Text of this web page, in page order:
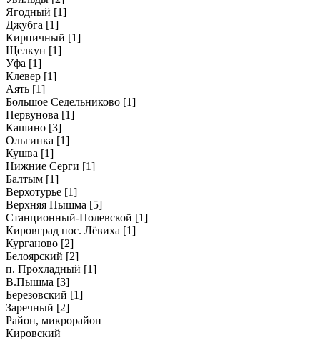
Ягодный [1]
Джубга [1]
Кирпичный [1]
Щелкун [1]
Уфа [1]
Клевер [1]
Аять [1]
Большое Седельниково [1]
Первунова [1]
Кашино [3]
Ольгинка [1]
Кушва [1]
Нижние Серги [1]
Балтым [1]
Верхотурье [1]
Верхняя Пышма [5]
Станционный-Полевской [1]
Кировград пос. Лёвиха [1]
Курганово [2]
Белоярский [2]
п. Прохладный [1]
В.Пышма [3]
Березовский [1]
Заречный [2]
Район, микрорайон
Кировский